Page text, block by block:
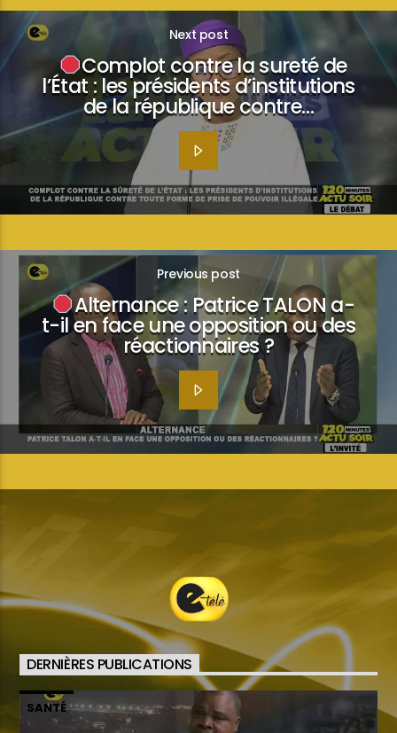
Next post
Complot contre la sureté de
l’État : les présidents d’institutions
de la république contre…
Previous post
Alternance : Patrice TALON a-
t-il en face une opposition ou des
réactionnaires ?
DERNIÈRES PUBLICATIONS
SANTÉ